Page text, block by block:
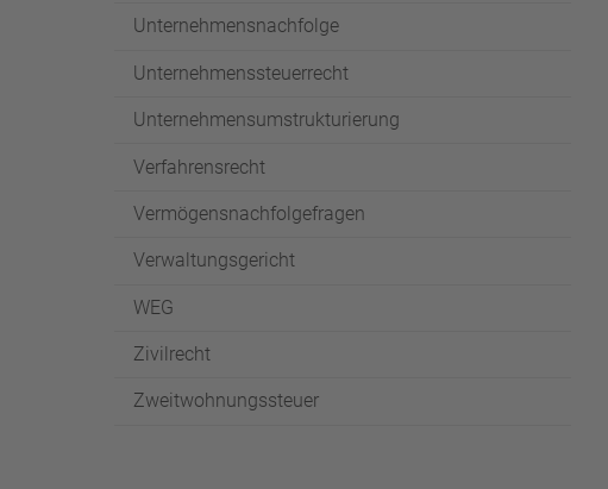
Unternehmensnachfolge
Unternehmenssteuerrecht
Unternehmensumstrukturierung
Verfahrensrecht
Vermögensnachfolgefragen
Verwaltungsgericht
WEG
Zivilrecht
Zweitwohnungssteuer